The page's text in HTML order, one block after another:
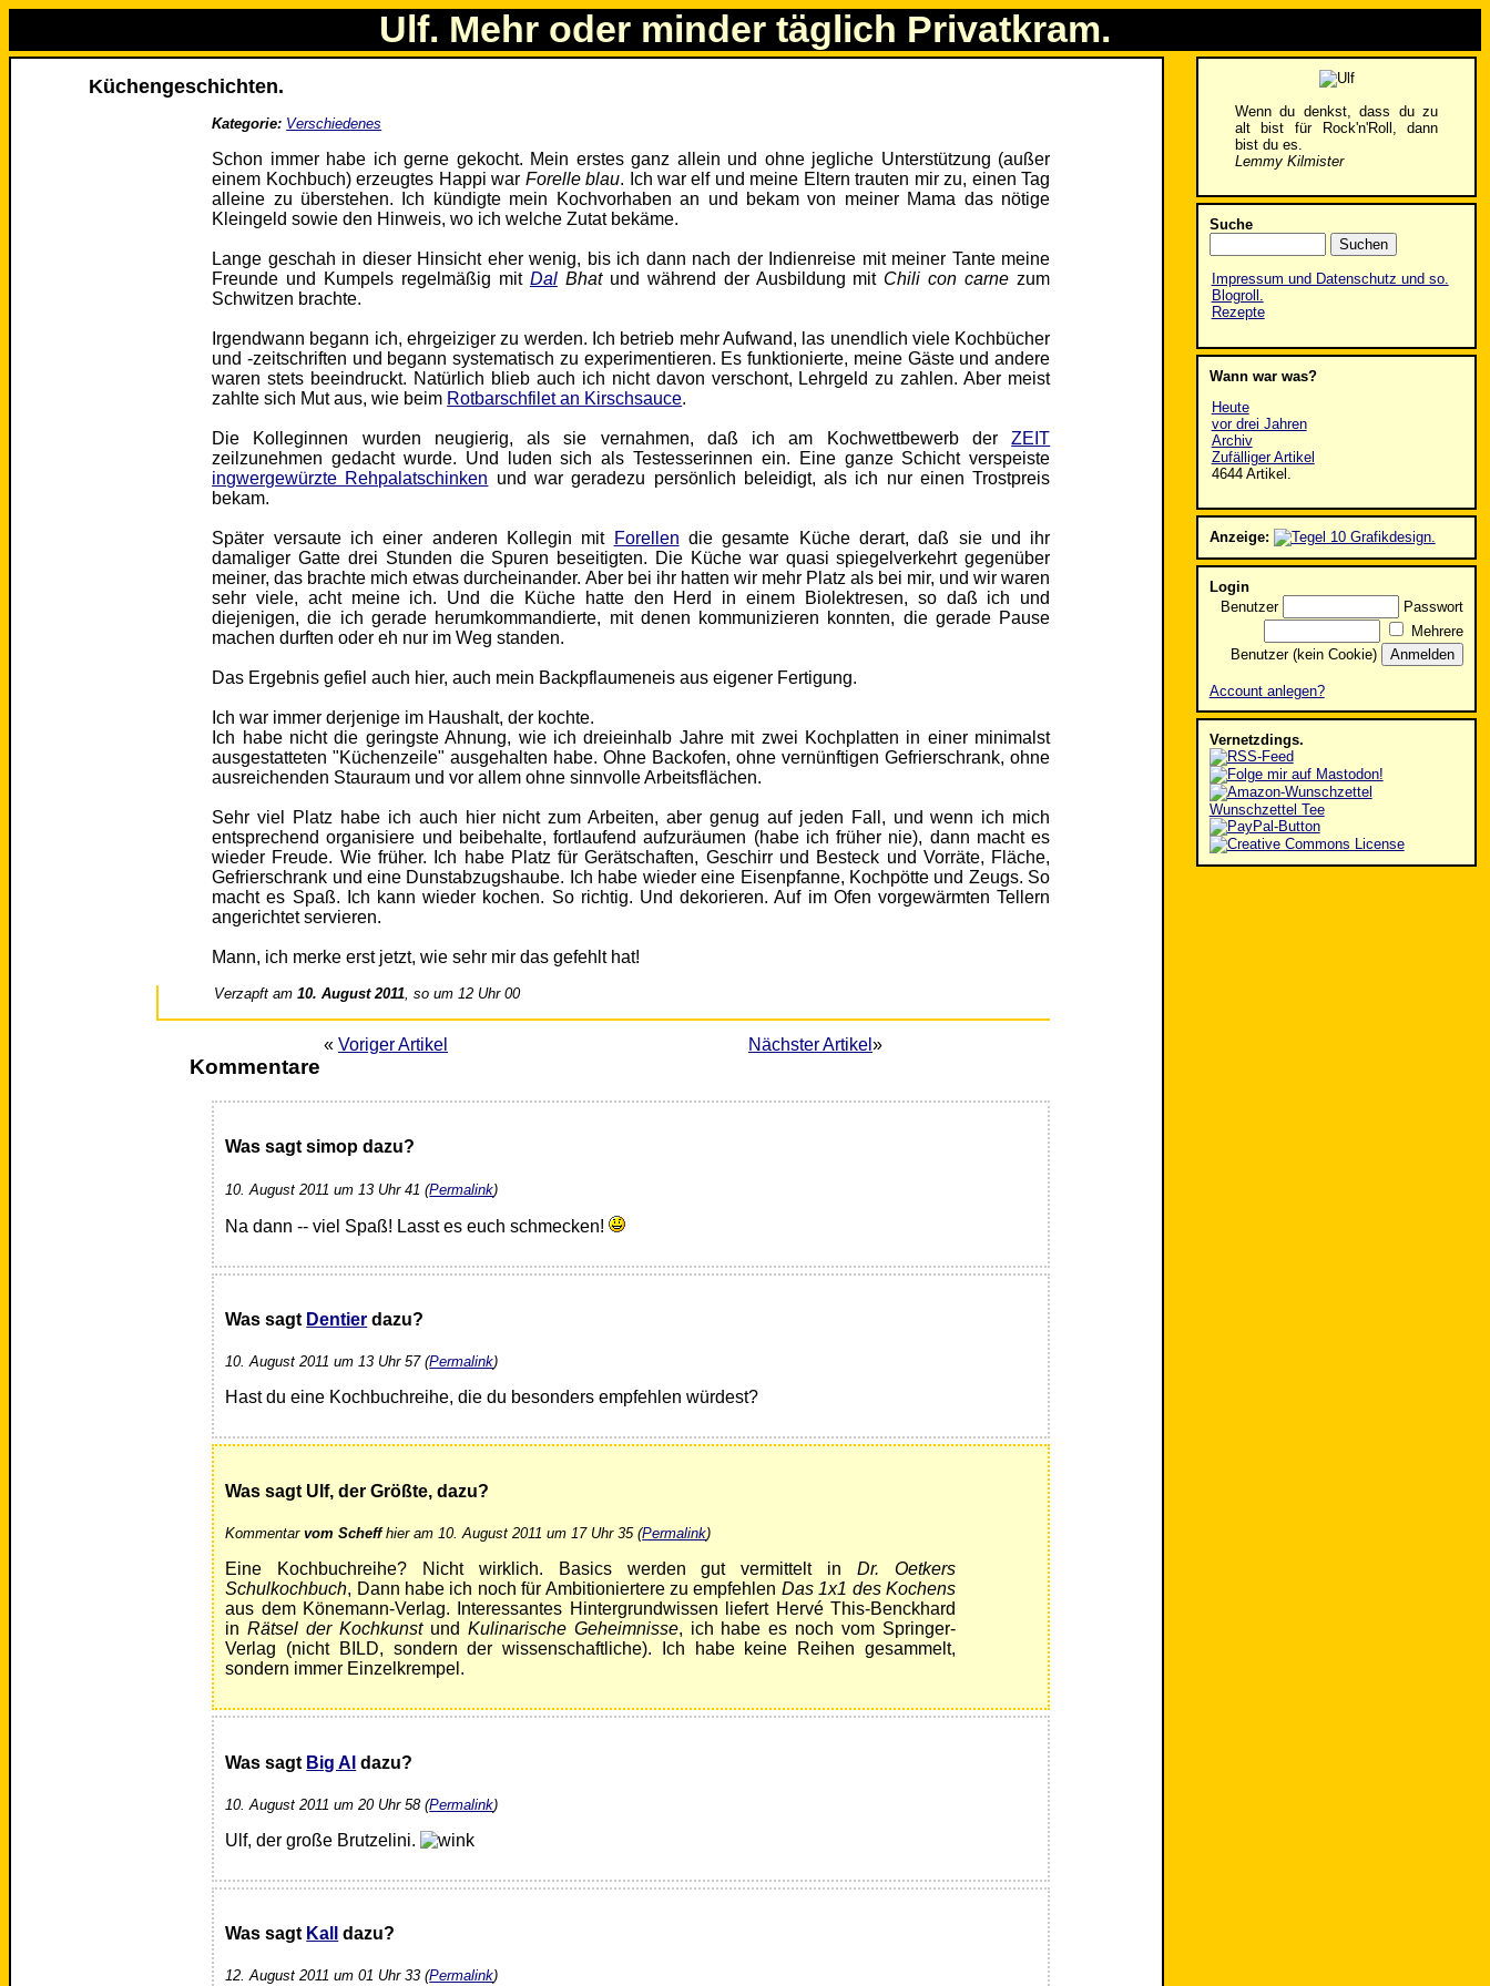
Ulf. Mehr oder minder täglich Privatkram.
Küchengeschichten.
Kategorie: Verschiedenes
Schon immer habe ich gerne gekocht. Mein erstes ganz allein und ohne jegliche Unterstützung (außer
einem Kochbuch) erzeugtes Happi war Forelle blau. Ich war elf und meine Eltern trauten mir zu, einen Tag
alleine zu überstehen. Ich kündigte mein Kochvorhaben an und bekam von meiner Mama das nötige
Kleingeld sowie den Hinweis, wo ich welche Zutat bekäme.
Lange geschah in dieser Hinsicht eher wenig, bis ich dann nach der Indienreise mit meiner Tante meine
Freunde und Kumpels regelmäßig mit DalBhatund während der Ausbildung mitChili con carne zum
Schwitzen brachte.
Irgendwann begann ich, ehrgeiziger zu werden. Ich betrieb mehr Aufwand, las unendlich viele Kochbücher
und -zeitschriften und begann systematisch zu experimentieren. Es funktionierte, meine Gäste und andere
waren stets beeindruckt. Natürlich blieb auch ich nicht davon verschont, Lehrgeld zu zahlen. Aber meist
zahlte sich Mut aus, wie beim Rotbarschfilet an Kirschsauce.
Die Kolleginnen wurden neugierig, als sie vernahmen, daß ich am Kochwettbewerb derZEIT
zeilzunehmen gedacht wurde. Und luden sich als Testesserinnen ein. Eine ganze Schicht verspeiste
ingwergewürzte Rehpalatschinken und war geradezu persönlich beleidigt, als ich nur einen Trostpreis
bekam.
Später versaute ich einer anderen Kollegin mit Forellen die gesamte Küche derart, daß sie und ihr
damaliger Gatte drei Stunden die Spuren beseitigten. Die Küche war quasi spiegelverkehrt gegenüber
meiner, das brachte mich etwas durcheinander. Aber bei ihr hatten wir mehr Platz als bei mir, und wir waren
sehr viele, acht meine ich. Und die Küche hatte den Herd in einem Biolektresen, so daß ich und
diejenigen, die ich gerade herumkommandierte, mit denen kommunizieren konnten, die gerade Pause
machen durften oder eh nur im Weg standen.
Das Ergebnis gefiel auch hier, auch mein Backpflaumeneis aus eigener Fertigung.
Ich war immer derjenige im Haushalt, der kochte.
Ich habe nicht die geringste Ahnung, wie ich dreieinhalb Jahre mit zwei Kochplatten in einer minimalst
ausgestatteten "Küchenzeile" ausgehalten habe. Ohne Backofen, ohne vernünftigen Gefrierschrank, ohne
ausreichenden Stauraum und vor allem ohne sinnvolle Arbeitsflächen.
Sehr viel Platz habe ich auch hier nicht zum Arbeiten, aber genug auf jeden Fall, und wenn ich mich
entsprechend organisiere und beibehalte, fortlaufend aufzuräumen (habe ich früher nie), dann macht es
wieder Freude. Wie früher. Ich habe Platz für Gerätschaften, Geschirr und Besteck und Vorräte, Fläche,
Gefrierschrank und eine Dunstabzugshaube. Ich habe wieder eine Eisenpfanne, Kochpötte und Zeugs. So
macht es Spaß. Ich kann wieder kochen. So richtig. Und dekorieren. Auf im Ofen vorgewärmten Tellern
angerichtet servieren.
Mann, ich merke erst jetzt, wie sehr mir das gefehlt hat!
Verzapft am10. August 2011, so um 12 Uhr 00
« Voriger Artikel Nächster Artikel »
Kommentare
Was sagt simop dazu?
10. August 2011 um 13 Uhr 41 (Permalink)
Na dann -- viel Spaß! Lasst es euch schmecken!
Was sagt Dentier dazu?
10. August 2011 um 13 Uhr 57 (Permalink)
Hast du eine Kochbuchreihe, die du besonders empfehlen würdest?
Was sagt Ulf, der Größte, dazu?
Kommentarvom Scheffhier am 10. August 2011 um 17 Uhr 35 (Permalink)
Eine Kochbuchreihe? Nicht wirklich. Basics werden gut vermittelt inDr. Oetkers
Schulkochbuch, Dann habe ich noch für Ambitioniertere zu empfehlen Das 1x1 des Kochens
aus dem Könemann-Verlag. Interessantes Hintergrundwissen liefert Hervé This-Benckhard
inRätsel der Kochkunstund Kulinarische Geheimnisse, ich habe es noch vom Springer-
Verlag (nicht BILD, sondern der wissenschaftliche). Ich habe keine Reihen gesammelt,
sondern immer Einzelkrempel.
Was sagt Big Al dazu?
10. August 2011 um 20 Uhr 58 (Permalink)
Ulf, der große Brutzelini.
Was sagt Kall dazu?
12. August 2011 um 01 Uhr 33 (Permalink)
Wenn du denkst, dass du zu
alt bist für Rock'n'Roll, dann
bist du es.
Lemmy Kilmister
Suche
Impressum und Datenschutz und so.
Blogroll.
Rezepte
Wann war was?
Heute
vor drei Jahren
Archiv
Zufälliger Artikel
4644 Artikel.
Anzeige:
Login
Benutzer
Passwort
Mehrere
Benutzer (kein Cookie)
Account anlegen?
Vernetzdings.
Wunschzettel Tee